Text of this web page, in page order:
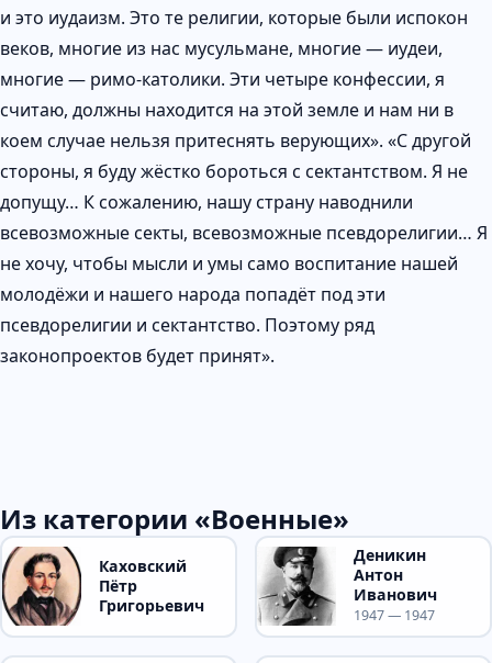
и это иудаизм. Это те религии, которые были испокон
веков, многие из нас мусульмане, многие — иудеи,
многие — римо-католики. Эти четыре конфессии, я
считаю, должны находится на этой земле и нам ни в
коем случае нельзя притеснять верующих». «С другой
стороны, я буду жёстко бороться с сектантством. Я не
допущу… К сожалению, нашу страну наводнили
всевозможные секты, всевозможные псевдорелигии… Я
не хочу, чтобы мысли и умы само воспитание нашей
молодёжи и нашего народа попадёт под эти
псевдорелигии и сектантство. Поэтому ряд
законопроектов будет принят».
Из категории «Военные»
Каховский
Пётр
Григорьевич
Деникин
Антон
Иванович
1947 — 1947